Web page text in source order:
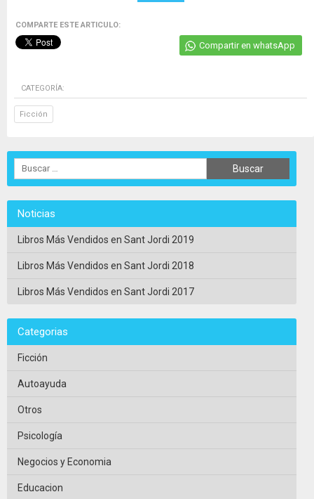
COMPARTE ESTE ARTICULO:
Compartir en whatsApp
CATEGORÍA:
Ficción
Noticias
Libros Más Vendidos en Sant Jordi 2019
Libros Más Vendidos en Sant Jordi 2018
Libros Más Vendidos en Sant Jordi 2017
Categorias
Ficción
Autoayuda
Otros
Psicología
Negocios y Economia
Educacion